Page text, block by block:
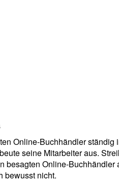
Online-Buchhändler ständig
seine Mitarbeiter aus.
besagten Online-Buchhändler
bewusst nicht.